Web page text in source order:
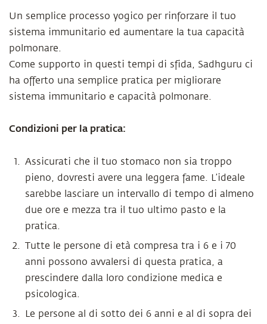
Un semplice processo yogico per rinforzare il tuo
sistema immunitario ed aumentare la tua capacità
polmonare.
Come supporto in questi tempi di sfida, Sadhguru ci
ha offerto una semplice pratica per migliorare
sistema immunitario e capacità polmonare.
Condizioni per la pratica:
Assicurati che il tuo stomaco non sia troppo
pieno, dovresti avere una leggera fame. L’ideale
sarebbe lasciare un intervallo di tempo di almeno
due ore e mezza tra il tuo ultimo pasto e la
pratica.
Tutte le persone di età compresa tra i 6 e i 70
anni possono avvalersi di questa pratica, a
prescindere dalla loro condizione medica e
psicologica.
Le persone al di sotto dei 6 anni e al di sopra dei